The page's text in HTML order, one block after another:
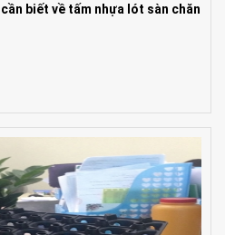
biết về tấm nhựa lót sàn chăn